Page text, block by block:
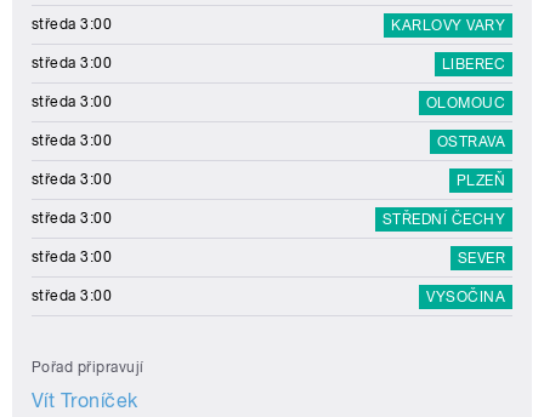
středa 3:00 KARLOVY VARY
středa 3:00 LIBEREC
středa 3:00 OLOMOUC
středa 3:00 OSTRAVA
středa 3:00 PLZEŇ
středa 3:00 STŘEDNÍ ČECHY
středa 3:00 SEVER
středa 3:00 VYSOČINA
Pořad připravují
Vít Troníček